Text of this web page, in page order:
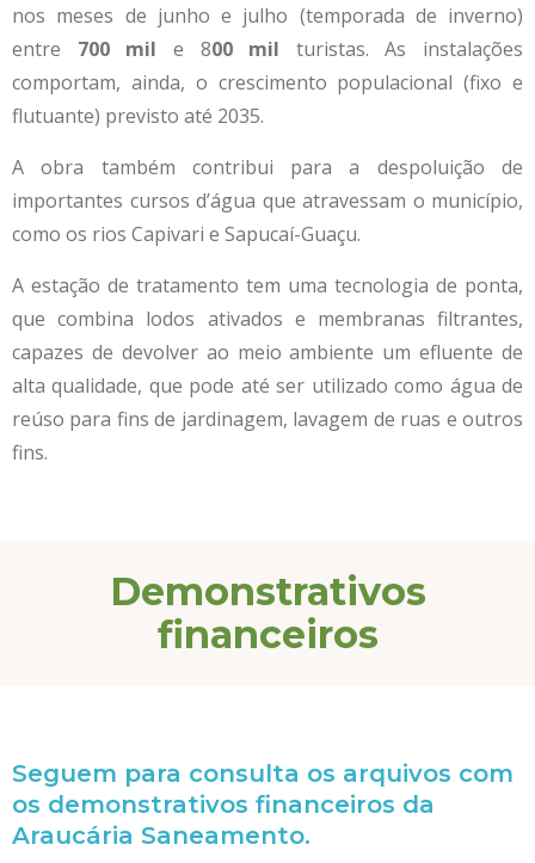
nos meses de junho e julho (temporada de inverno)
entre 700 mil e 800 mil turistas. As instalações
comportam, ainda, o crescimento populacional (fixo e
flutuante) previsto até 2035.
A obra também contribui para a despoluição de
importantes cursos d’água que atravessam o município,
como os rios Capivari e Sapucaí-Guaçu.
A estação de tratamento tem uma tecnologia de ponta,
que combina lodos ativados e membranas filtrantes,
capazes de devolver ao meio ambiente um efluente de
alta qualidade, que pode até ser utilizado como água de
reúso para fins de jardinagem, lavagem de ruas e outros
fins.
Demonstrativos
financeiros
Seguem para consulta os arquivos com
os demonstrativos financeiros da
Araucária Saneamento.